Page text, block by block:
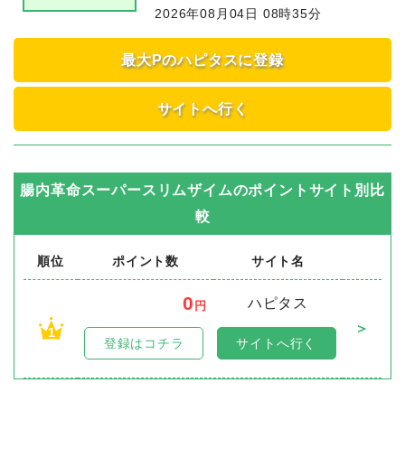
2026年08月04日 08時35分
最大Pのハピタスに登録
サイトへ行く
腸内革命スーパースリムザイムのポイントサイト別比
較
順位 ポイント数 サイト名
1
0 円
ハピタス
＞
登録はコチラ サイトへ行く